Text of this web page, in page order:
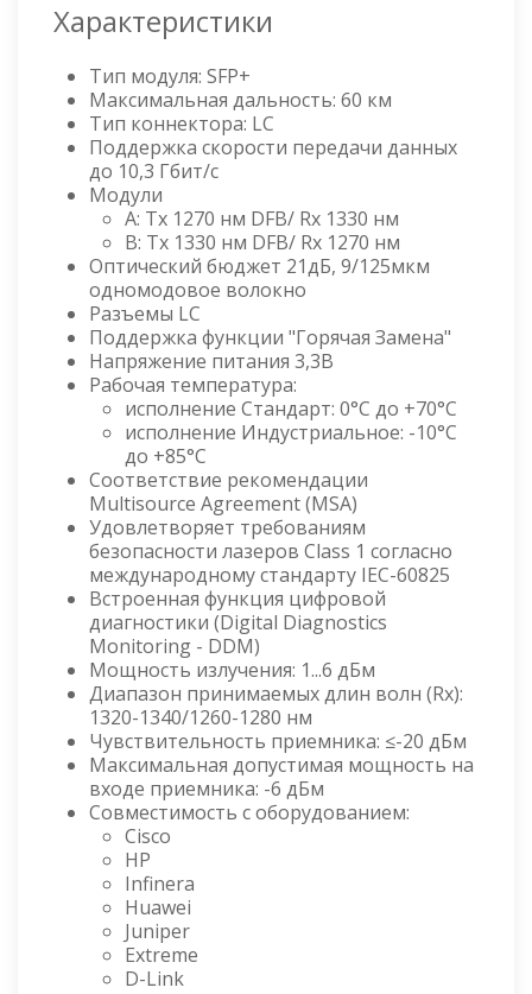
Характеристики
Тип модуля: SFP+
Максимальная дальность: 60 км
Тип коннектора: LC
Поддержка скорости передачи данных
до 10,3 Гбит/с
Модули
А: Тх 1270 нм DFB/ Rx 1330 нм
В: Тх 1330 нм DFB/ Rx 1270 нм
Оптический бюджет 21дБ, 9/125мкм
одномодовое волокно
Разъемы LC
Поддержка функции "Горячая Замена"
Напряжение питания 3,3В
Рабочая температура:
исполнение Стандарт: 0°C до +70°C
исполнение Индустриальное: -10°C
до +85°C
Соответствие рекомендации
Multisource Agreement (MSA)
Удовлетворяет требованиям
безопасности лазеров Class 1 согласно
международному стандарту IEC-60825
Встроенная функция цифровой
диагностики (Digital Diagnostics
Monitoring - DDM)
Мощность излучения: 1...6 дБм
Диапазон принимаемых длин волн (Rx):
1320-1340/1260-1280 нм
Чувствительность приемника: ≤-20 дБм
Максимальная допустимая мощность на
входе приемника: -6 дБм
Совместимость с оборудованием:
Cisco
HP
Infinera
Huawei
Juniper
Extreme
D-Link